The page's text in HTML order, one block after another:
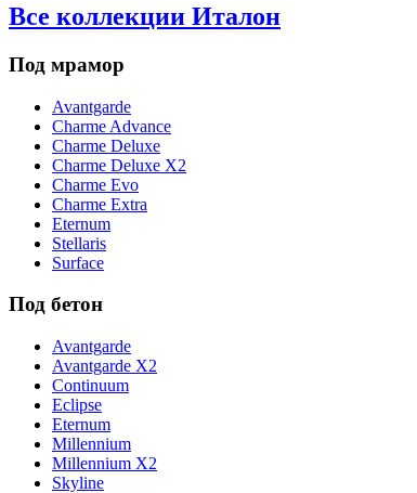
Все коллекции Италон
Под мрамор
Avantgarde
Charme Advance
Charme Deluxe
Charme Deluxe X2
Charme Evo
Charme Extra
Eternum
Stellaris
Surface
Под бетон
Avantgarde
Avantgarde X2
Continuum
Eclipse
Eternum
Millennium
Millennium X2
Skyline